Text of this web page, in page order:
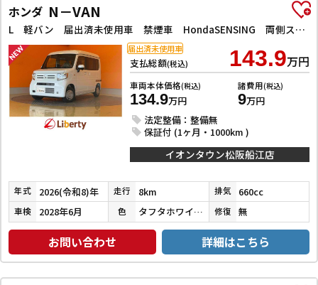
ホンダ N－VAN
L 軽バン 届出済未使用車 禁煙車 HondaSENSING 両側スライドドア アダプティブクルーズコントロール 障害物センサー オートエアコン ステアリングスイッチンドウ
支払総額(税込) 143.9万円
車両本体価格(税込)
134.9万円
諸費用(税込)
9万円
法定整備：整備無
保証付 (1ヶ月・1000km )
届出済未使用車
イオンタウン松阪船江店
年式 2026(令和8)年 走行 8km 排気 660cc
車検 2028年6月 色 タフタホワイトⅢ 修復 無
お問い合わせ 詳細はこちら